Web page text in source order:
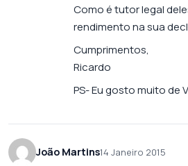
Como é tutor legal
rendimento na sua
Cumprimentos,
Ricardo
PS- Eu gosto muito de
João Martins14 Janeiro 2015